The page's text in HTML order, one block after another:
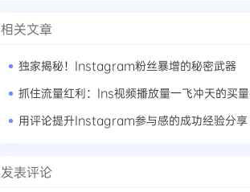
相关文章
独家揭秘！Instagram粉丝暴增的秘密武器
抓住流量红利：Ins视频播放量一飞冲天的买
用评论提升Instagram参与感的成功经验分享
发表评论